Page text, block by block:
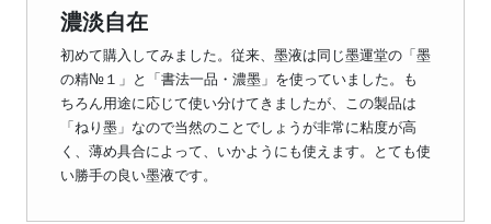
濃淡自在
初めて購入してみました。従来、墨液は同じ墨運堂の「墨
の精№１」と「書法一品・濃墨」を使っていました。も
ちろん用途に応じて使い分けてきましたが、この製品は
「ねり墨」なので当然のことでしょうが非常に粘度が高
く、薄め具合によって、いかようにも使えます。とても使
い勝手の良い墨液です。